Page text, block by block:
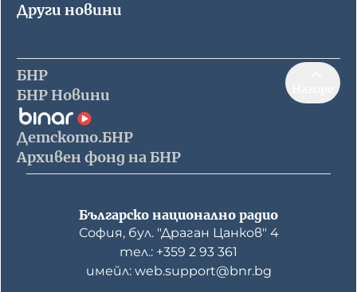
Други новини
БНР
БНР Новини
Детското.БНР
Архивен фонд на БНР
Българско национално радио
София, бул. "Драган Цанков" 4
тел.: +359 2 93 361
имейл: web.support@bnr.bg